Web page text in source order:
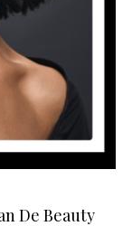
De Beauty